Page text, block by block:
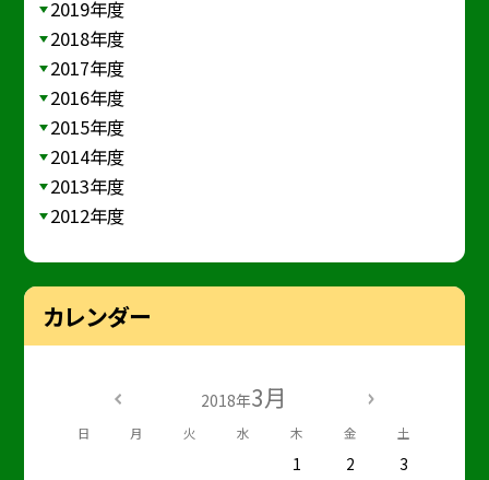
2019年度
2018年度
2017年度
2016年度
2015年度
2014年度
2013年度
2012年度
カレンダー
2018年3月
日 月 火 水 木 金 土
1 2
3